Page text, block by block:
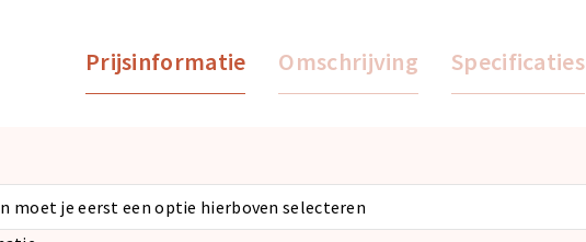
Prijsinformatie Omschrijving Specificaties
moet je eerst een optie hierboven selecteren